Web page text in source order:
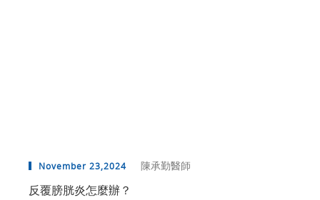
November 23,2024 陳承勤醫師
反覆膀胱炎怎麼辦？